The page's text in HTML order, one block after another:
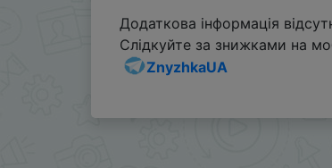
Додаткова інформація
Слідкуйте за знижками на
ZnyzhkaUA